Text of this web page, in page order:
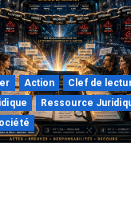
Action
Clef de
Ressource